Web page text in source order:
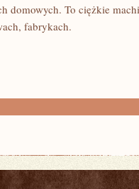
domowych. To ciężkie
fabrykach.